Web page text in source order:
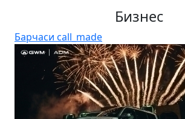
Бизнес
Барчаси call_made